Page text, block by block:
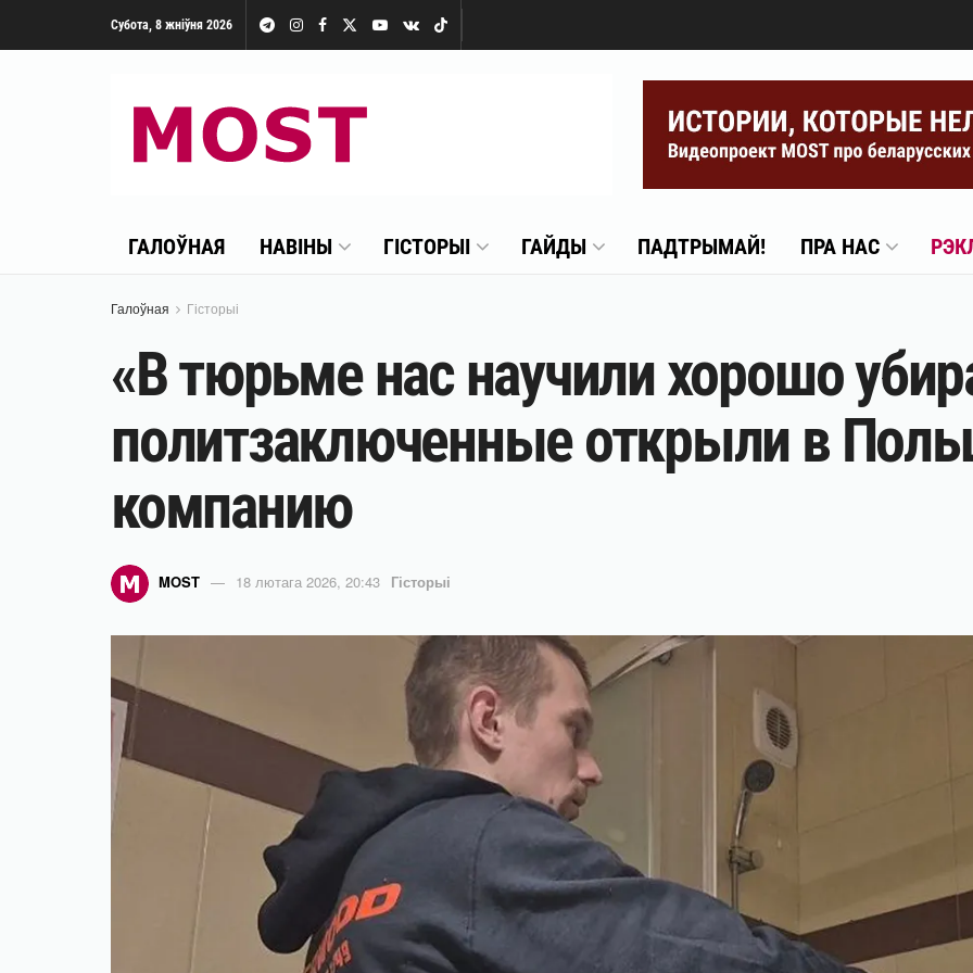
Субота, 8 жніўня 2026
ГАЛОЎНАЯ НАВІНЫ ГІСТОРЫІ ГАЙДЫ ПАДТРЫМАЙ! ПРА НАС
Галоўная Гісторыі
«В тюрьме нас научили хорошо
политзаключенные открыли в
компанию
MOST 18 лютага 2026, 20:43 Гісторыі